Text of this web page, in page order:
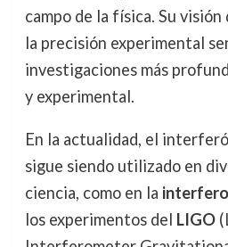
campo de la física. Su
la precisión experimental
investigaciones más
y experimental.
En la actualidad, el
sigue siendo utilizado en
ciencia, como en la
los experimentos del LIGO